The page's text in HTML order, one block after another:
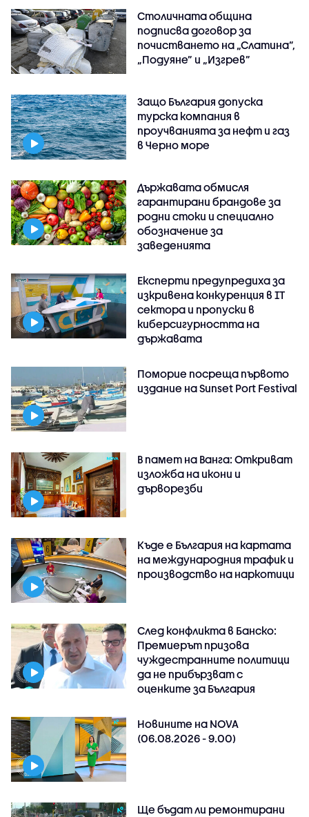
Столичната община
подписва договор за
почистването на „Слатина”,
„Подуяне” и „Изгрев”
Защо България допуска
турска компания в
проучванията за нефт и газ
в Черно море
Държавата обмисля
гарантирани брандове за
родни стоки и специално
обозначение за
заведенията
Експерти предупредиха за
изкривена конкуренция в IT
сектора и пропуски в
киберсигурността на
държавата
Поморие посреща първото
издание на Sunset Port Festival
В памет на Ванга: Откриват
изложба на икони и
дърворезби
Къде е България на картата
на международния трафик и
производство на наркотици
След конфликта в Банско:
Премиерът призова
чуждестранните политици
да не прибързват с
оценките за България
Новините на NOVA
(06.08.2026 - 9.00)
Ще бъдат ли ремонтирани